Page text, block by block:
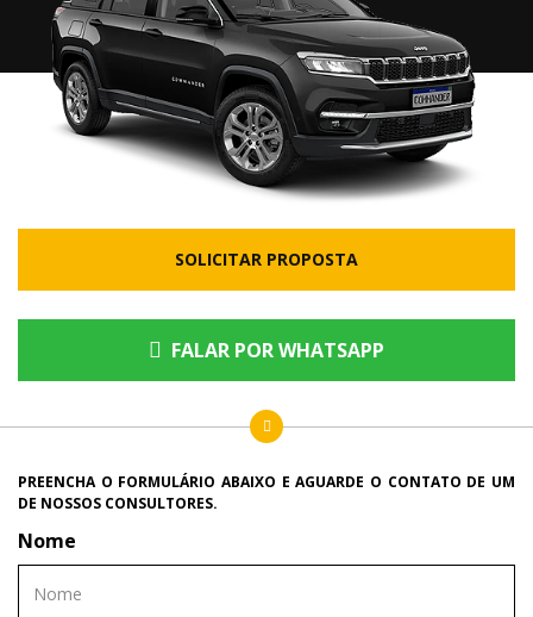
SOLICITAR PROPOSTA
FALAR POR WHATSAPP
PREENCHA O FORMULÁRIO ABAIXO E AGUARDE O CONTATO DE UM
DE NOSSOS CONSULTORES.
Nome